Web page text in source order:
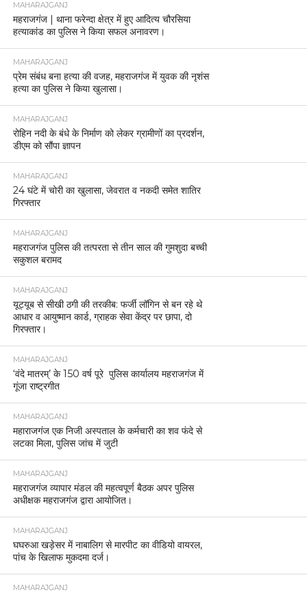
MAHARAJGANJ
महराजगंज | थाना फरेन्दा क्षेत्र में हुए आदित्य चौरसिया
हत्याकांड का पुलिस ने किया सफल अनावरण।
MAHARAJGANJ
प्रेम संबंध बना हत्या की वजह, महराजगंज में युवक की नृशंस
हत्या का पुलिस ने किया खुलासा।
MAHARAJGANJ
रोहिन नदी के बंधे के निर्माण को लेकर ग्रामीणों का प्रदर्शन,
डीएम को सौंपा ज्ञापन
MAHARAJGANJ
24 घंटे में चोरी का खुलासा, जेवरात व नकदी समेत शातिर
गिरफ्तार
MAHARAJGANJ
महराजगंज पुलिस की तत्परता से तीन साल की गुमशुदा बच्ची
सकुशल बरामद
MAHARAJGANJ
यूट्यूब से सीखी ठगी की तरकीब: फर्जी लॉगिन से बन रहे थे
आधार व आयुष्मान कार्ड, ग्राहक सेवा केंद्र पर छापा, दो
गिरफ्तार।
MAHARAJGANJ
‘वंदे मातरम्’ के 150 वर्ष पूरे पुलिस कार्यालय महराजगंज में
गूंजा राष्ट्रगीत
MAHARAJGANJ
महाराजगंज एक निजी अस्पताल के कर्मचारी का शव फंदे से
लटका मिला, पुलिस जांच में जुटी
MAHARAJGANJ
महराजगंज व्यापार मंडल की महत्वपूर्ण बैठक अपर पुलिस
अधीक्षक महराजगंज द्वारा आयोजित।
MAHARAJGANJ
घघरुआ खड़ेसर में नाबालिग से मारपीट का वीडियो वायरल,
पांच के खिलाफ मुकदमा दर्ज।
MAHARAJGANJ